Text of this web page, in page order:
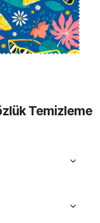
Temizleme